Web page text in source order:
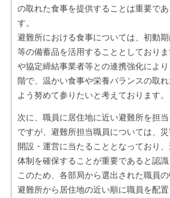
の取れた食事を提供することは重要で
す。
避難所における食事については、初動
等の備蓄品を活用することとしており
や協定締結事業者等との連携強化によ
階で、温かい食事や栄養バランスの取
よう努めて参りたいと考えております。
次に、職員に居住地に近い避難所を担
ですが、避難所担当職員については、
開設・運営に当たることとなっており
体制を確保することが重要であると認識
このため、各部局から選出された職員
避難所から居住地の近い順に職員を配